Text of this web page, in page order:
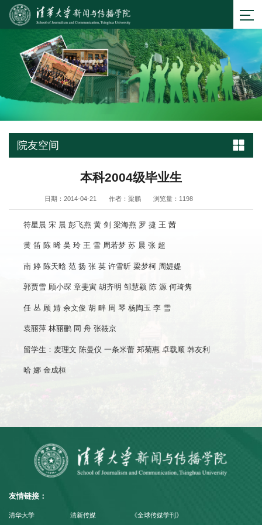
院友空间
本科2004级毕业生
日期：2014-04-21 作者：梁鹏 浏览量： 1198
符星晨 宋 晨 彭飞燕 黄 剑 梁海燕 罗 捷 王 茜
黄 笛 陈 晞 吴 玲 王 雪 周若梦 苏 晨 张 超
南 婷 陈天晗 范 扬 张 英 许雪昕 梁梦柯 周媞媞
郭贾雪 顾小琛 章斐寅 胡齐明 邹慧颖 陈 源 何琦隽
任 丛 顾 婧 余文俊 胡 畔 周 琴 杨陶玉 李 雪
袁丽萍 林丽鹂 同 舟 张筱京
留学生：麦理文 陈曼仪 一条米蕾 郑菊惠 卓载顺 韩友利
哈 娜 金成桓
友情链接：
清华大学 清新传媒 《全球传媒学刊》